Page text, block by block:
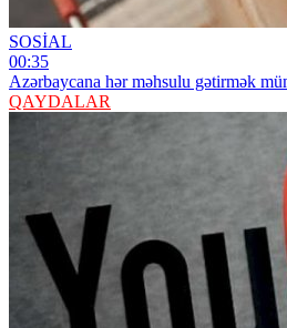
SOSİAL
00:35
Azərbaycana hər məhsulu gətirmək
QAYDALAR